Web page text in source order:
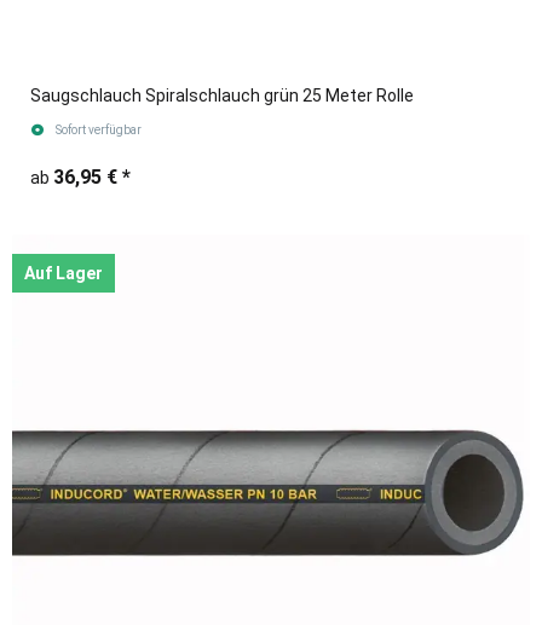
Saugschlauch Spiralschlauch grün 25 Meter Rolle
Sofort verfügbar
ab 36,95 € *
Auf Lager